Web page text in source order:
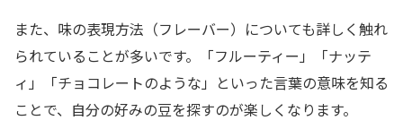
また、味の表現方法（フレーバー）についても詳しく触れ
られていることが多いです。「フルーティー」「ナッテ
ィ」「チョコレートのような」といった言葉の意味を知る
ことで、自分の好みの豆を探すのが楽しくなります。